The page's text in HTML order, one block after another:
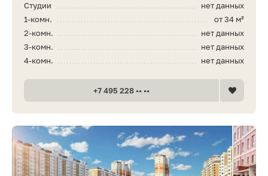
нет данных
Студии
от 34 м²
1-комн.
нет данных
2-комн.
нет данных
3-комн.
нет данных
4-комн.
+7 495 228 •• ••